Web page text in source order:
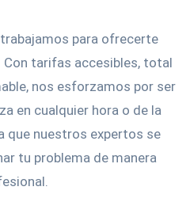
para ofrecerte
tarifas accesibles, total
nos esforzamos por ser
en cualquier hora o de la
que nuestros expertos se
tu problema de manera